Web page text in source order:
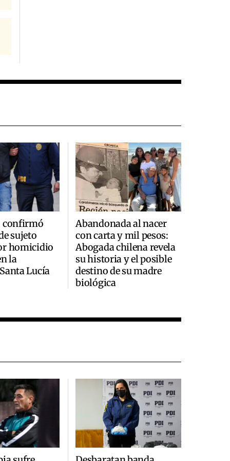
confirmó
sujeto
homicidio
la
Lucía
Abandonada al nacer
con carta y mil pesos:
Abogada chilena revela
su historia y el posible
destino de su madre
biológica